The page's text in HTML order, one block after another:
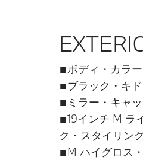
■ボディ・カラ
■ブラック・キ
■ミラー・キャッ
■19インチ M ラ
ク・スタイリン
■M ハイグロス